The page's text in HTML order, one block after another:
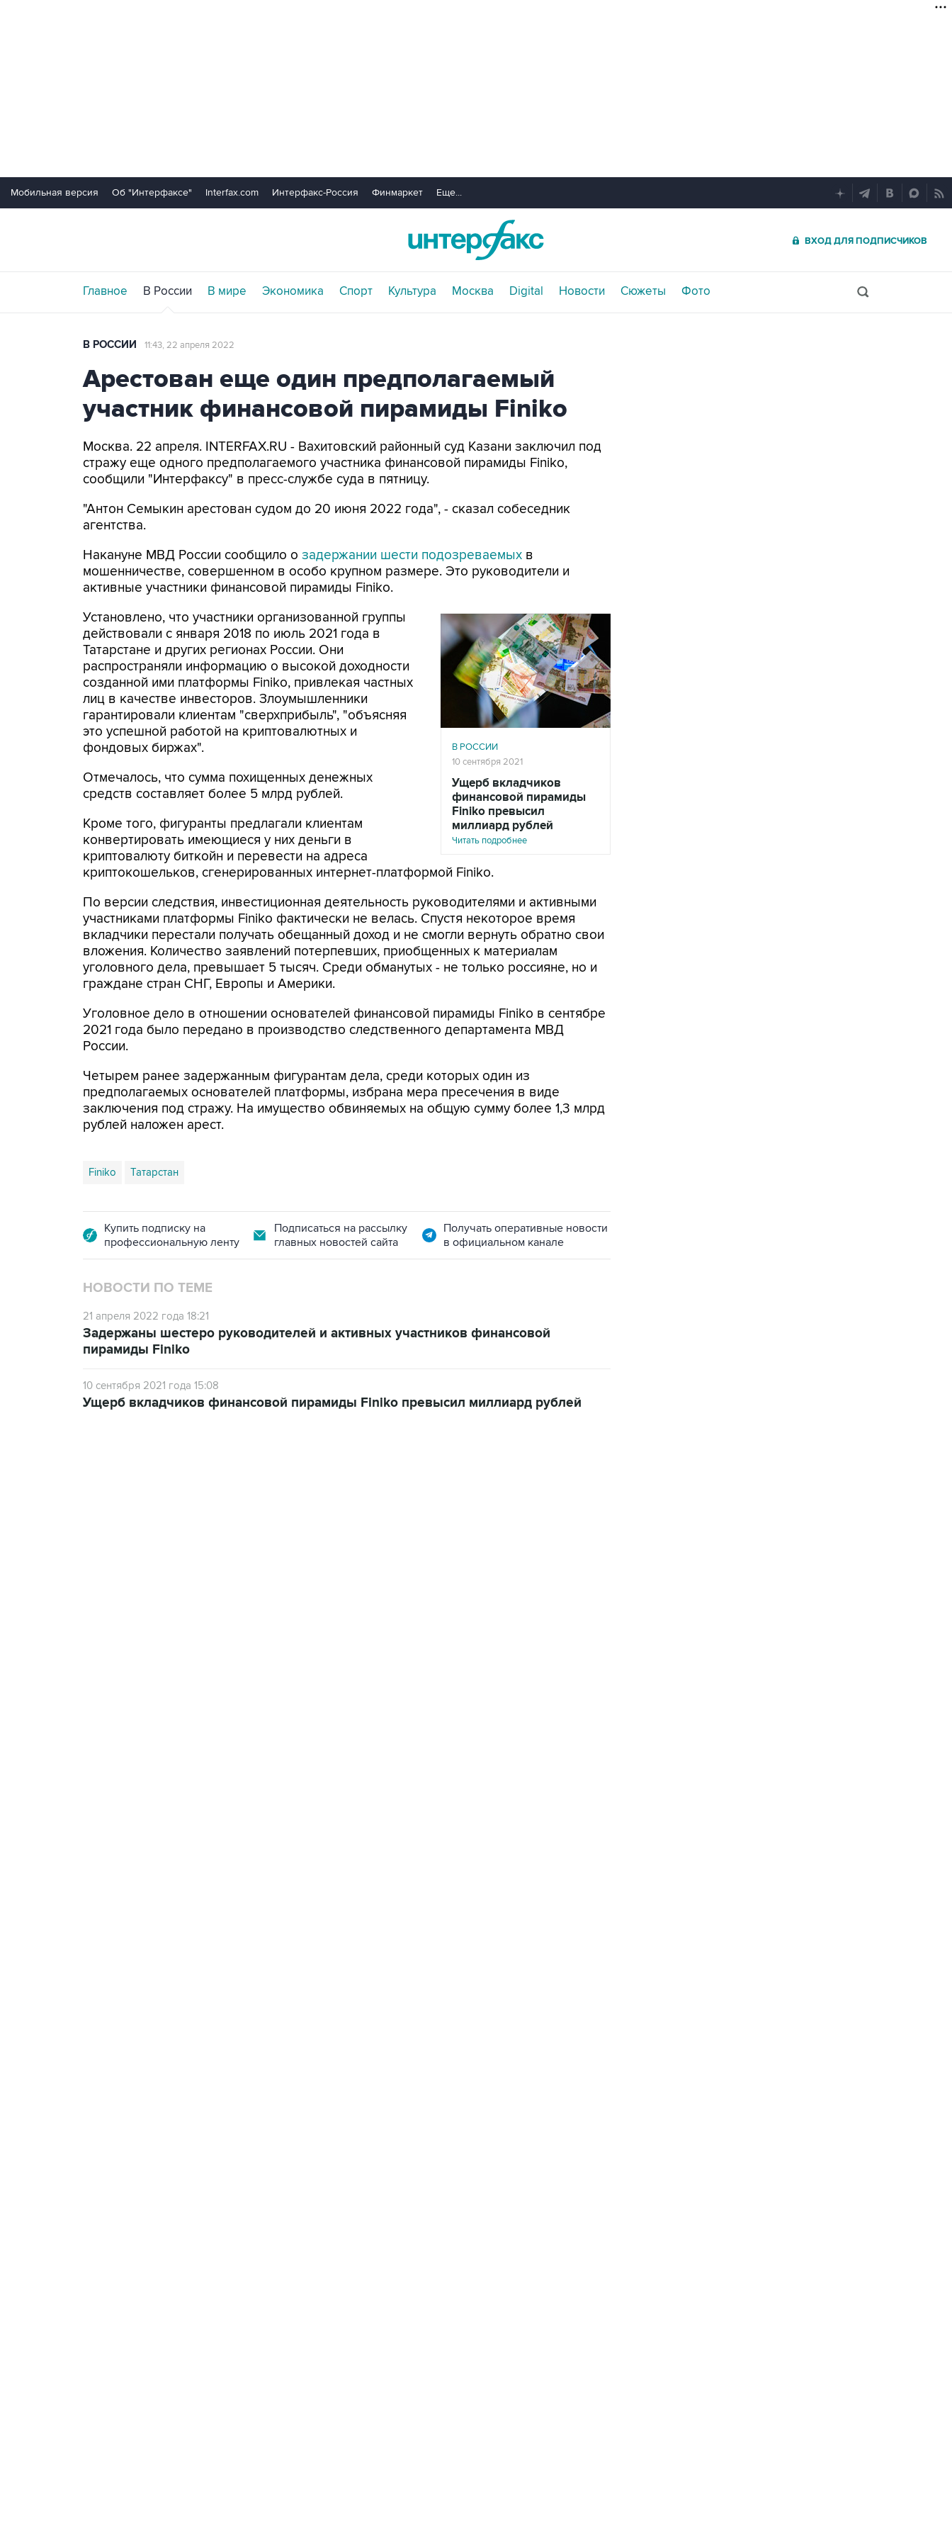
Мобильная версия Об "Интерфаксе" Interfax.com Интерфакс-Россия Финмаркет Еще...
ВХОД ДЛЯ ПОДПИСЧИКОВ
Главное В России В мире Экономика Спорт Культура Москва Digital Новости Сюжеты Фото
В РОССИИ 11:43, 22 апреля 2022
Арестован еще один предполагаемый
участник финансовой пирамиды Finiko
Москва. 22 апреля. INTERFAX.RU - Вахитовский районный суд Казани заключил под
стражу еще одного предполагаемого участника финансовой пирамиды Finiko,
сообщили "Интерфаксу" в пресс-службе суда в пятницу.
"Антон Семыкин арестован судом до 20 июня 2022 года", - сказал собеседник
агентства.
Накануне МВД России сообщило о задержании шести подозреваемых в
мошенничестве, совершенном в особо крупном размере. Это руководители и
активные участники финансовой пирамиды Finiko.
В РОССИИ
10 сентября 2021
Ущерб вкладчиков
финансовой пирамиды
Finiko превысил
миллиард рублей
Читать подробнее
Установлено, что участники организованной группы
действовали с января 2018 по июль 2021 года в
Татарстане и других регионах России. Они
распространяли информацию о высокой доходности
созданной ими платформы Finiko, привлекая частных
лиц в качестве инвесторов. Злоумышленники
гарантировали клиентам "сверхприбыль", "объясняя
это успешной работой на криптовалютных и
фондовых биржах".
Отмечалось, что сумма похищенных денежных
средств составляет более 5 млрд рублей.
Кроме того, фигуранты предлагали клиентам
конвертировать имеющиеся у них деньги в
криптовалюту биткойн и перевести на адреса
криптокошельков, сгенерированных интернет-платформой Finiko.
По версии следствия, инвестиционная деятельность руководителями и активными
участниками платформы Finiko фактически не велась. Спустя некоторое время
вкладчики перестали получать обещанный доход и не смогли вернуть обратно свои
вложения. Количество заявлений потерпевших, приобщенных к материалам
уголовного дела, превышает 5 тысяч. Среди обманутых - не только россияне, но и
граждане стран СНГ, Европы и Америки.
Уголовное дело в отношении основателей финансовой пирамиды Finiko в сентябре
2021 года было передано в производство следственного департамента МВД
России.
Четырем ранее задержанным фигурантам дела, среди которых один из
предполагаемых основателей платформы, избрана мера пресечения в виде
заключения под стражу. На имущество обвиняемых на общую сумму более 1,3 млрд
рублей наложен арест.
Finiko Татарстан
Купить подписку на
профессиональную ленту
Подписаться на рассылку
главных новостей сайта
Получать оперативные новости
в официальном канале
НОВОСТИ ПО ТЕМЕ
21 апреля 2022 года 18:21
Задержаны шестеро руководителей и активных участников финансовой
пирамиды Finiko
10 сентября 2021 года 15:08
Ущерб вкладчиков финансовой пирамиды Finiko превысил миллиард рублей